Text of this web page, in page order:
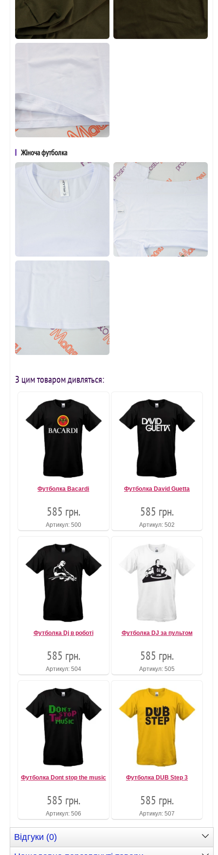
Жіноча футболка
З цим товаром дивляться:
Футболка Bacardi
585 грн.
Артикул: 500
Футболка David Guetta
585 грн.
Артикул: 502
Футболка Dj в роботі
585 грн.
Артикул: 504
Футболка DJ за пультом
585 грн.
Артикул: 505
Футболка Dont stop the music
585 грн.
Артикул: 506
Футболка DUB Step 3
585 грн.
Артикул: 507
Відгуки (0)